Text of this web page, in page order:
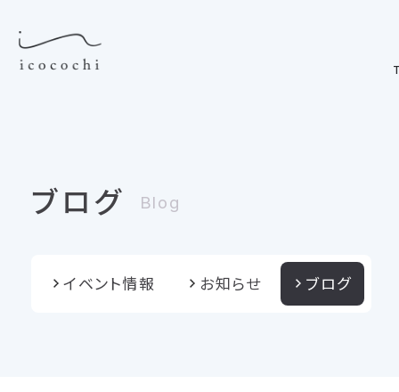
ブログ Blog
イベント情報 お知らせ ブログ